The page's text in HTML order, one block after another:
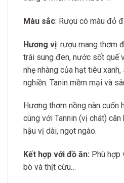
Màu sắc: Rượu có màu đỏ
Hương vị: rượu mang thơm
trái sung đen, nước sốt quế
nhẹ nhàng của hạt tiêu
nghiền. Tanin mềm mại và
Hương thơm nồng nàn cuốn
cùng với Tannin (vị chát)
hậu vị dài, ngọt ngào.
Kết hợp với đồ ăn: Phù
bò và thịt cừu…